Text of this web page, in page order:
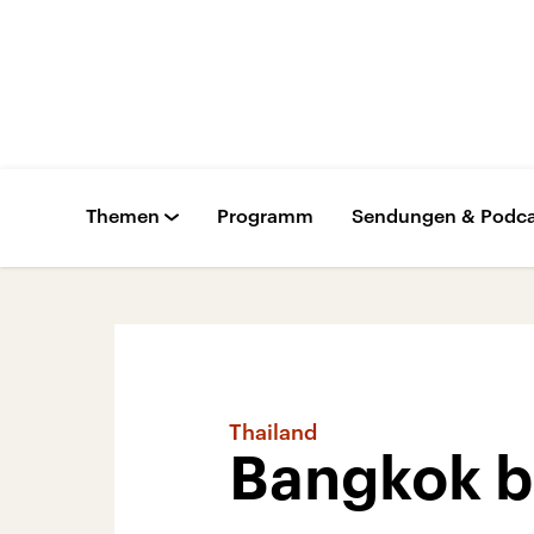
Themen Programm Sendungen &
Thailand
Bangkok